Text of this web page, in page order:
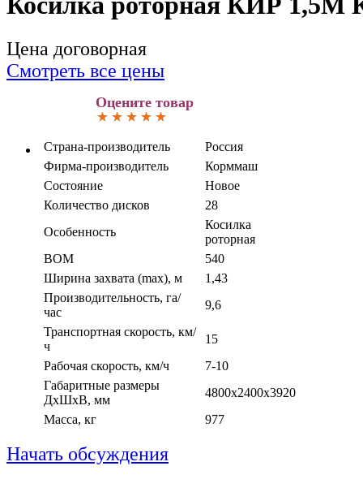
Цена договорная
Смотреть все цены
Оцените товар
Страна-производитель
Россия
Фирма-производитель
Корммаш
Состояние
Новое
Количество дисков
28
Особенность
Косилка
роторная
ВОМ
540
Ширина захвата (max), м
1,43
Производительность, га/
час
9,6
Транспортная скорость, км/
ч
15
Рабочая скорость, км/ч
7-10
Габаритные размеры
ДхШхВ, мм
4800x2400x3920
Масса, кг
977
Начать обсуждения